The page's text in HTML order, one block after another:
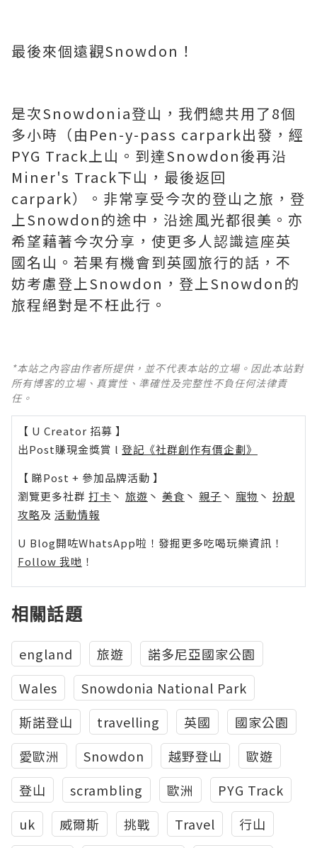
最後來個遠觀Snowdon！
是次Snowdonia登山，我們總共用了8個
多小時（由Pen-y-pass carpark出發，經
PYG Track上山。到達Snowdon後再沿
Miner's Track下山，最後返回
carpark）。非常享受今次的登山之旅，登
上Snowdon的途中，沿途風光都很美。亦
希望藉著今次分享，使更多人認識這座英
國名山。若果有機會到英國旅行的話，不
妨考慮登上Snowdon，登上Snowdon的
旅程絕對是不枉此行。
*本站之內容由作者所提供，並不代表本站的立場。因此本站對
所有博客的立場、真實性、準確性及完整性不負任何法律責
任。
【 U Creator 招募 】
出Post賺現金獎賞 l 登記《社群創作有價企劃》
【 睇Post + 參加品牌活動 】
瀏覽更多社群 打卡 丶 旅遊 丶 美食 丶 親子 丶 寵物 丶 扮靚
攻略及 活動情報
U Blog開咗WhatsApp啦！發掘更多吃喝玩樂資訊！
Follow 我哋 ！
相關話題
england 旅遊
諾多尼亞國家公園
Wales
Snowdonia National Park
斯諾登山
travelling 英國
國家公園
愛歐洲
Snowdon 越野登山
歐遊
登山
scrambling 歐洲
PYG Track
uk
威爾斯 挑戰 Travel
行山